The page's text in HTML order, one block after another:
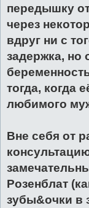
передышку
через
вдруг ни с
задержка, но
тогда, когда
любимого
Вне себя от
Розенблат
зубы&очки в